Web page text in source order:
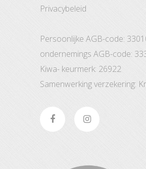
Privacybeleid
Persoonlijke AGB-code:
ondernemings AGB-code:
Kiwa- keurmerk: 26922
Samenwerking verzekering: